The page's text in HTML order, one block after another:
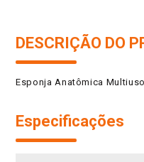
DESCRIÇÃO DO
Esponja Anatômica
Especificações